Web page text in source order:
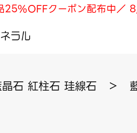
25%OFFクーポン配布中／
石 紅柱石 珪線石 ＞